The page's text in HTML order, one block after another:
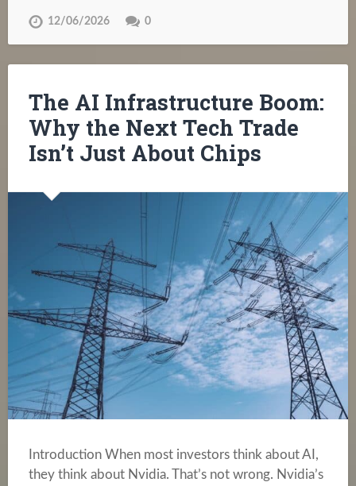
12/06/2026 0
The AI Infrastructure Boom:
Why the Next Tech Trade
Isn’t Just About Chips
Introduction When most investors think about AI,
they think about Nvidia. That’s not wrong. Nvidia’s